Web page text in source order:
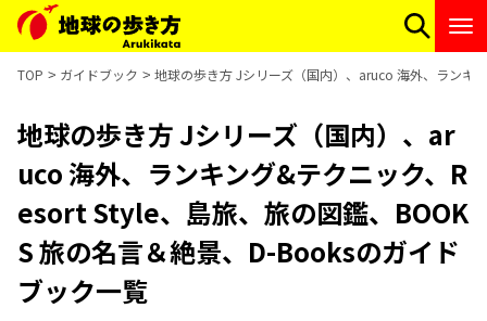
TOP ガイドブック 地球の歩き方 Jシリーズ（国内）、aruco 海外、ランキ
地球の歩き方 Jシリーズ（国内）、ar
uco 海外、ランキング&テクニック、R
esort Style、島旅、旅の図鑑、BOOK
S 旅の名言＆絶景、D-Booksのガイド
ブック一覧